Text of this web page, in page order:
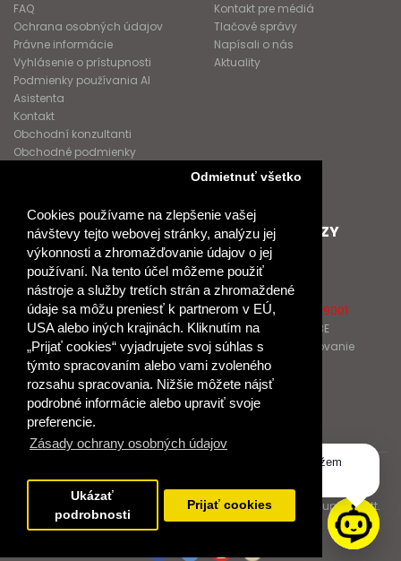
Cookies používame na zlepšenie vašej
návštevy tejto webovej stránky, analýzu jej
výkonnosti a zhromažďovanie údajov o jej
používaní. Na tento účel môžeme použiť
nástroje a služby tretích strán a zhromaždené
údaje sa môžu preniesť k partnerom v EÚ,
USA alebo iných krajinách. Kliknutím na
„Prijať cookies“ vyjadrujete svoj súhlas s
týmto spracovaním alebo vami zvoleného
rozsahu spracovania. Nižšie môžete nájsť
podrobné informácie alebo upraviť svoje
preferencie.
Zásady ochrany osobných údajov
Odmietnuť všetko
Ukázať
podrobnosti
Prijať cookies
FAQ
Ochrana osobných údajov
Právne informácie
Vyhlásenie o prístupnosti
Podmienky používania AI
Asistenta
Kontakt
Obchodní konzultanti
Obchodné podmienky
Kontakt pre médiá
Tlačové správy
Napísali o nás
Aktuality
SPOLUPRACUJEME
Podporujeme
Naše projekty
Spolupracujeme
Pošlite nám správu
ĎALŠIE ODKAZY
O Raabe
O Klett
Naši autori
Certifikát kvality ISO 9001
Klientska zóna RAABE
Katalógy na prelistovanie
NÁKUP
Odstúpiť od zmluvy
© 2017 Dr. Josef Raabe Slovensko, s.r.o.
Dr. Josef Raabe Slovensko, s.r.o., člen medzinárodnej skupiny Klett.
Spoločne ku kvalitnému vzdelávaniu.
Dobrý deň, ako vám môžem